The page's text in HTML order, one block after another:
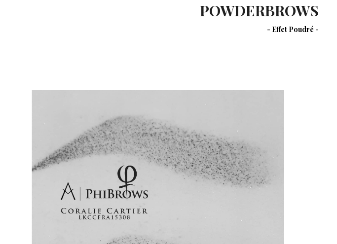
POWDERBROWS
- Effet Poudré -